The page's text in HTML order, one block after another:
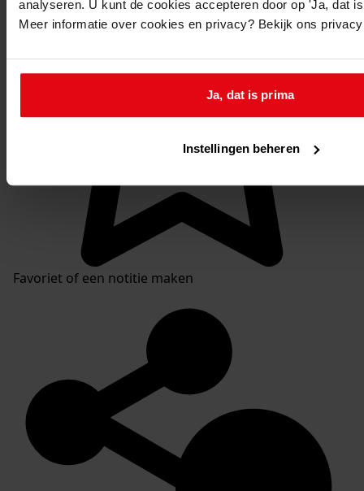
analyseren. U kunt de cookies accepteren door op 'Ja, dat
Meer informatie over cookies en privacy? Bekijk ons
Ja, dat is prima
Instellingen beheren
Favoriet of een notitie maken